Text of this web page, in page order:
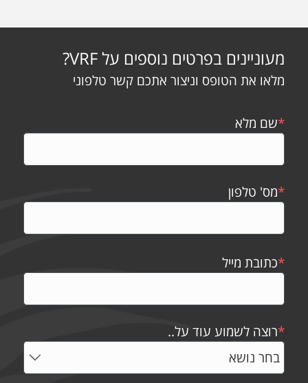
מעוניינים בפרטים נוספים על VRF?
מלאו את הטופס וניצור אתכם קשר טלפוני
*שם מלא
*מס' טלפון
*כתובת מייל
*רוצה לשמוע עוד על..